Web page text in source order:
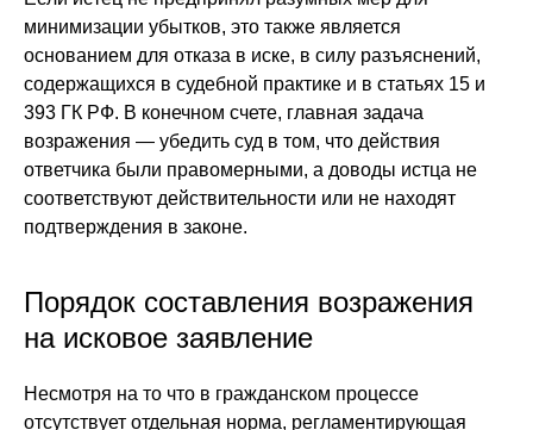
минимизации убытков, это также является
основанием для отказа в иске, в силу разъяснений,
содержащихся в судебной практике и в статьях 15 и
393 ГК РФ. В конечном счете, главная задача
возражения — убедить суд в том, что действия
ответчика были правомерными, а доводы истца не
соответствуют действительности или не находят
подтверждения в законе.
Порядок составления возражения
на исковое заявление
Несмотря на то что в гражданском процессе
отсутствует отдельная норма, регламентирующая